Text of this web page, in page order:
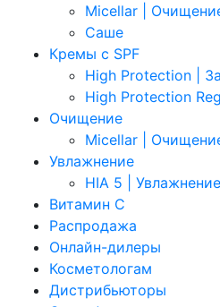
Micellar |
Саше
Кремы с SPF
High Protection |
High Protection
Очищение
Micellar |
Увлажнение
HIA 5 | Увлажнение
Витамин C
Распродажа
Онлайн-дилеры
Косметологам
Дистрибьюторы